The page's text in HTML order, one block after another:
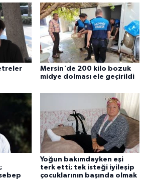
Mersin'de 200 kilo bozuk
midye dolması ele geçirildi
Yoğun bakımdayken eşi
terk etti; tek isteği iyileşip
çocuklarının başında olmak